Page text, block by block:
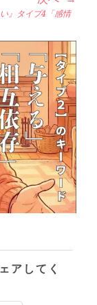
い』タイプ4「感情
アしてく